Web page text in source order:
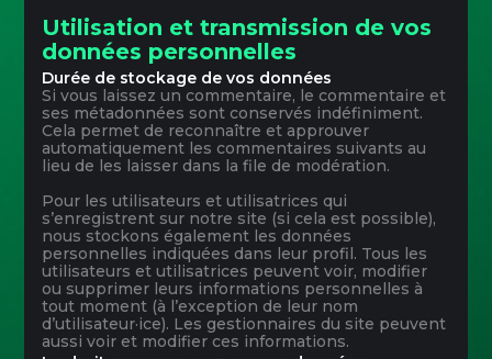
Utilisation et transmission de vos
données personnelles
Durée de stockage de vos données
Si vous laissez un commentaire, le commentaire et
ses métadonnées sont conservés indéfiniment.
Cela permet de reconnaître et approuver
automatiquement les commentaires suivants au
lieu de les laisser dans la file de modération.
Pour les utilisateurs et utilisatrices qui
s’enregistrent sur notre site (si cela est possible),
nous stockons également les données
personnelles indiquées dans leur profil. Tous les
utilisateurs et utilisatrices peuvent voir, modifier
ou supprimer leurs informations personnelles à
tout moment (à l’exception de leur nom
d’utilisateur·ice). Les gestionnaires du site peuvent
aussi voir et modifier ces informations.